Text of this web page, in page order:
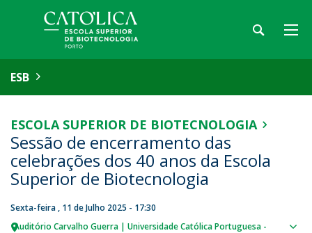
ESB
ESCOLA SUPERIOR DE BIOTECNOLOGIA
Sessão de encerramento das
celebrações dos 40 anos da Escola
Superior de Biotecnologia
Sexta-feira , 11 de Julho 2025 - 17:30
Auditório Carvalho Guerra | Universidade Católica Portuguesa -